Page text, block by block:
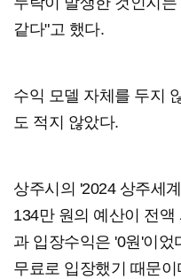
같다"고 했다.
수익 모델 자체를 두지
도 적지 않았다.
상주시의 '2024 상주세
134만 원의 예산이 전
과 입장수익은 '0원'이었
무료로 입장했기 때문이